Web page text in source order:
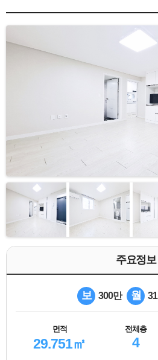
주요정보
보 300만 월
면적
29.751㎡
전체층
4